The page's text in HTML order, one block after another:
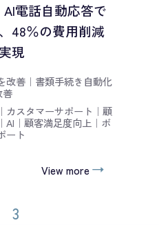
電話自動応答で
48％の費用削減
現
改善｜ 書類手続き自動化
善
｜ カスタマーサポート ｜ 顧
AI ｜ 顧客満足度向上 ｜ ボ
ート
View more
3